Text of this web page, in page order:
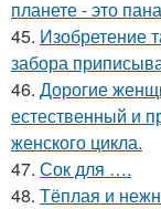
планете - это
45. Изобретение
забора
46. Дорогие
естественный и
женского цикла.
47. Сок для ….
48. Тёплая и